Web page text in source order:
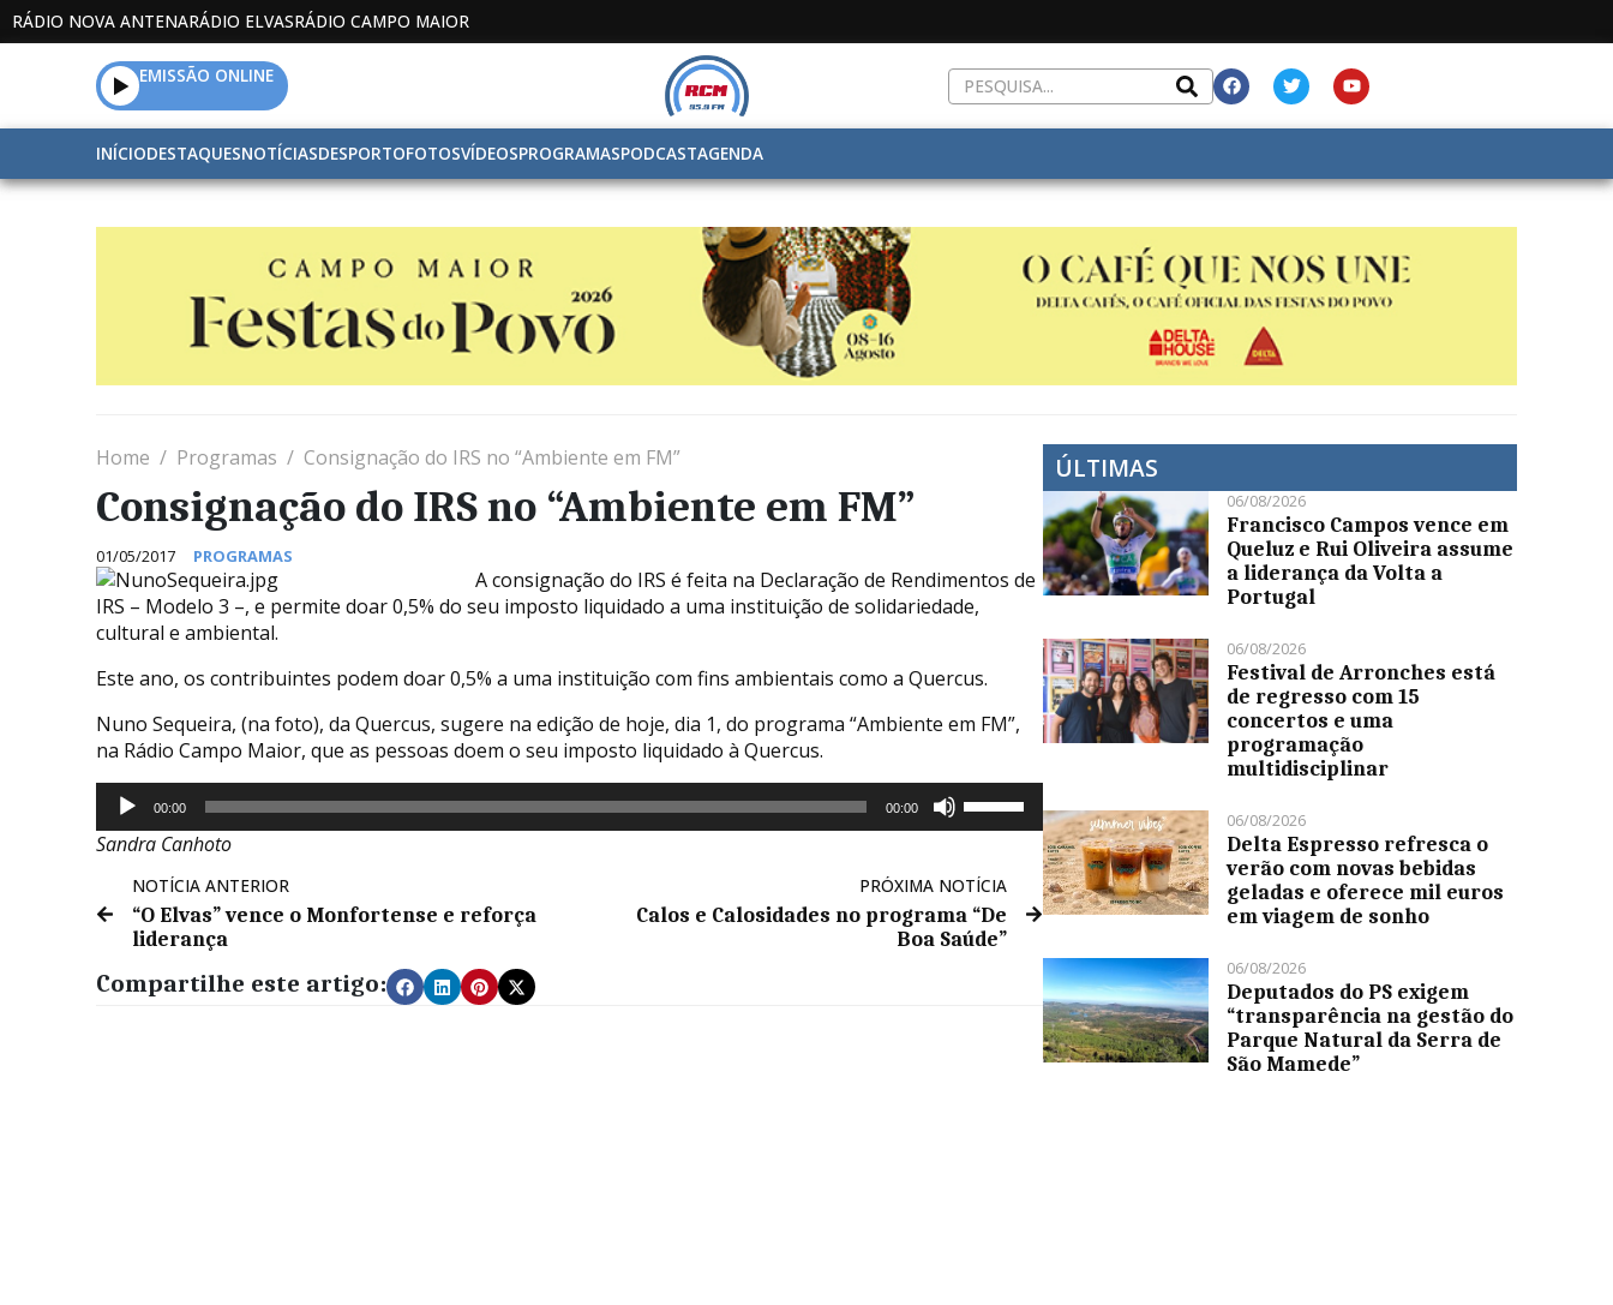
RÁDIO NOVA ANTENARÁDIO ELVASRÁDIO CAMPO MAIOR
EMISSÃO ONLINE
INÍCIODESTAQUESNOTÍCIASDESPORTOFOTOSVÍDEOSPROGRAMASPODCASTAGENDA
Home Programas Consignação do IRS no “Ambiente em FM”
Consignação do IRS no “Ambiente em FM”
01/05/2017 PROGRAMAS
A consignação do IRS é feita na Declaração de Rendimentos de
IRS – Modelo 3 –, e permite doar 0,5% do seu imposto liquidado a uma instituição de solidariedade,
cultural e ambiental.
Este ano, os contribuintes podem doar 0,5% a uma instituição com fins ambientais como a Quercus.
Nuno Sequeira, (na foto), da Quercus, sugere na edição de hoje, dia 1, do programa “Ambiente em FM”,
na Rádio Campo Maior, que as pessoas doem o seu imposto liquidado à Quercus.
Reprodutor
áudio
00:00 00:00
cima/baixo
aumentar
ou
Sandra Canhoto
NOTÍCIA ANTERIOR
“O Elvas” vence o Monfortense e reforça
liderança
PRÓXIMA NOTÍCIA
Calos e Calosidades no programa “De
Boa Saúde”
Compartilhe este artigo:
ÚLTIMAS
06/08/2026
Francisco Campos vence em
Queluz e Rui Oliveira assume
a liderança da Volta a
Portugal
06/08/2026
Festival de Arronches está
de regresso com 15
concertos e uma
programação
multidisciplinar
06/08/2026
Delta Espresso refresca o
verão com novas bebidas
geladas e oferece mil euros
em viagem de sonho
06/08/2026
Deputados do PS exigem
“transparência na gestão do
Parque Natural da Serra de
São Mamede”